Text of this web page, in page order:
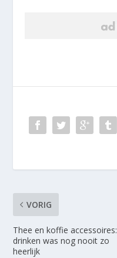
VORIG
Thee en koffie accessoires:
drinken was nog nooit zo
heerlijk